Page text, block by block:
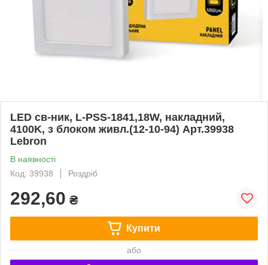
LED св-ник, L-PSS-1841,18W, накладний,
4100K, з блоком живл.(12-10-94) Арт.39938
Lebron
В наявності
Код: 39938
Роздріб
292,60 ₴
Купити
або